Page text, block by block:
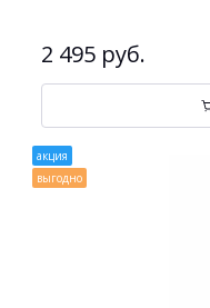
2 495 руб.
акция
выгодно